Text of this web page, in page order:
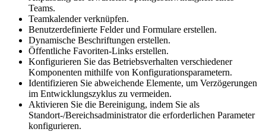
Teams.
Teamkalender verknüpfen.
Benutzerdefinierte Felder und Formulare erstellen.
Dynamische Beschriftungen erstellen.
Öffentliche Favoriten-Links erstellen.
Konfigurieren Sie das Betriebsverhalten verschiedener
Komponenten mithilfe von Konfigurationsparametern.
Identifizieren Sie abweichende Elemente, um Verzögerungen
im Entwicklungszyklus zu vermeiden.
Aktivieren Sie die Bereinigung, indem Sie als
Standort-/Bereichsadministrator die erforderlichen Parameter
konfigurieren.